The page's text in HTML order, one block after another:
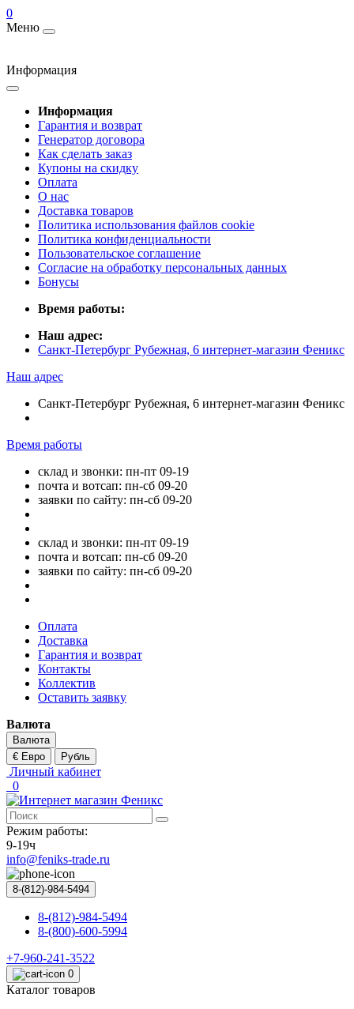
0
Меню
Информация
Информация
Гарантия и возврат
Генератор договора
Как сделать заказ
Купоны на скидку
Оплата
О нас
Доставка товаров
Политика использования файлов cookie
Политика конфиденциальности
Пользовательское соглашение
Согласие на обработку персональных данных
Бонусы
Время работы:
Наш адрес:
Санкт-Петербург Рубежная, 6 интернет-магазин Феникс
Наш адрес
Санкт-Петербург Рубежная, 6 интернет-магазин Феникс
Время работы
склад и звонки: пн-пт 09-19
почта и вотсап: пн-сб 09-20
заявки по сайту: пн-сб 09-20
склад и звонки: пн-пт 09-19
почта и вотсап: пн-сб 09-20
заявки по сайту: пн-сб 09-20
Оплата
Доставка
Гарантия и возврат
Контакты
Коллектив
Оставить заявку
Валюта
Валюта
€ Евро
Рубль
Личный кабинет
0
Режим работы:
9-19ч
info@feniks-trade.ru
8-(812)-984-5494
8-(812)-984-5494
8-(800)-600-5994
+7-960-241-3522
0
Каталог товаров